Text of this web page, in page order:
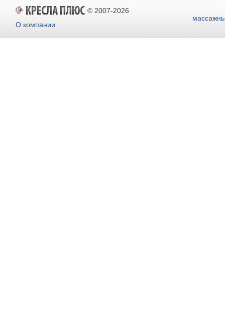
© 2007-2026
О компании